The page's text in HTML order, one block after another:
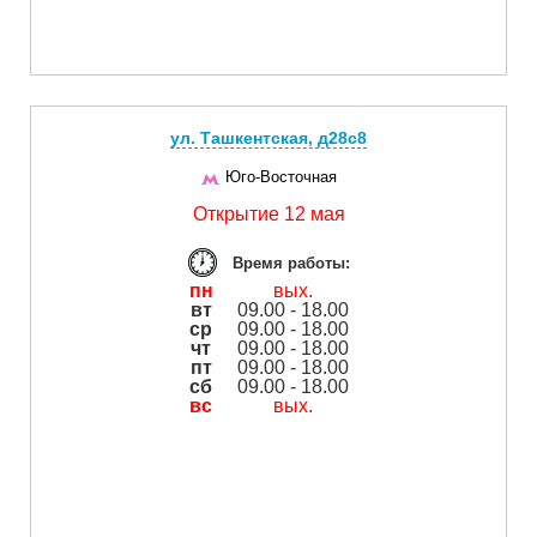
ул. Ташкентская, д28с8
Юго-Восточная
Открытие 12 мая
Время работы:
пн
вых.
вт
09.00 - 18.00
ср
09.00 - 18.00
чт
09.00 - 18.00
пт
09.00 - 18.00
сб
09.00 - 18.00
вс
вых.